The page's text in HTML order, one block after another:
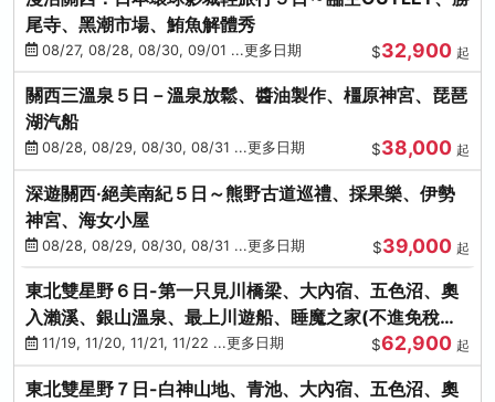
尾寺、黑潮市場、鮪魚解體秀
08/27, 08/28, 08/30, 09/01 ...更多日期 $32,900 起
關西三溫泉５日－溫泉放鬆、醬油製作、橿原神宮、琵琶
湖汽船
08/28, 08/29, 08/30, 08/31 ...更多日期 $38,000 起
深遊關西·絕美南紀５日～熊野古道巡禮、採果樂、伊勢
神宮、海女小屋
08/28, 08/29, 08/30, 08/31 ...更多日期 $39,000 起
東北雙星野６日-第一只見川橋梁、大內宿、五色沼、奧
入瀨溪、銀山溫泉、最上川遊船、睡魔之家(不進免稅店)
(仙/青)
11/19, 11/20, 11/21, 11/22 ...更多日期 $62,900 起
東北雙星野７日-白神山地、青池、大內宿、五色沼、奧